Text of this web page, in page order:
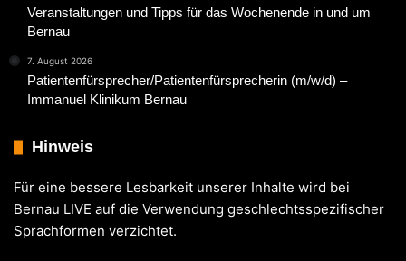
Veranstaltungen und Tipps für das Wochenende in und um
Bernau
7. August 2026
Patientenfürsprecher/Patientenfürsprecherin (m/w/d) –
Immanuel Klinikum Bernau
Hinweis
Für eine bessere Lesbarkeit unserer Inhalte wird bei
Bernau LIVE auf die Verwendung geschlechtsspezifischer
Sprachformen verzichtet.